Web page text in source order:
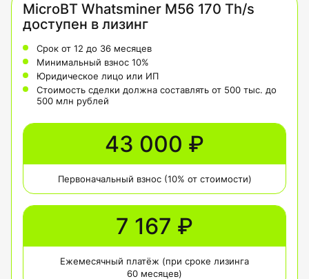
MicroBT Whatsminer M56 170 Th/s
доступен в лизинг
Срок от 12 до 36 месяцев
Минимальный взнос 10%
Юридическое лицо или ИП
Стоимость сделки должна составлять от 500 тыс. до
500 млн рублей
43 000 ₽
Первоначальный взнос (10% от стоимости)
7 167 ₽
Ежемесячный платёж (при сроке лизинга
60 месяцев)